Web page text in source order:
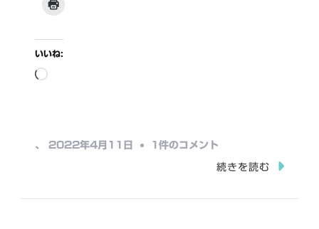
いいね:
読
中…
、 2022年4月11日 嘉
1件のコメント
続きを読む